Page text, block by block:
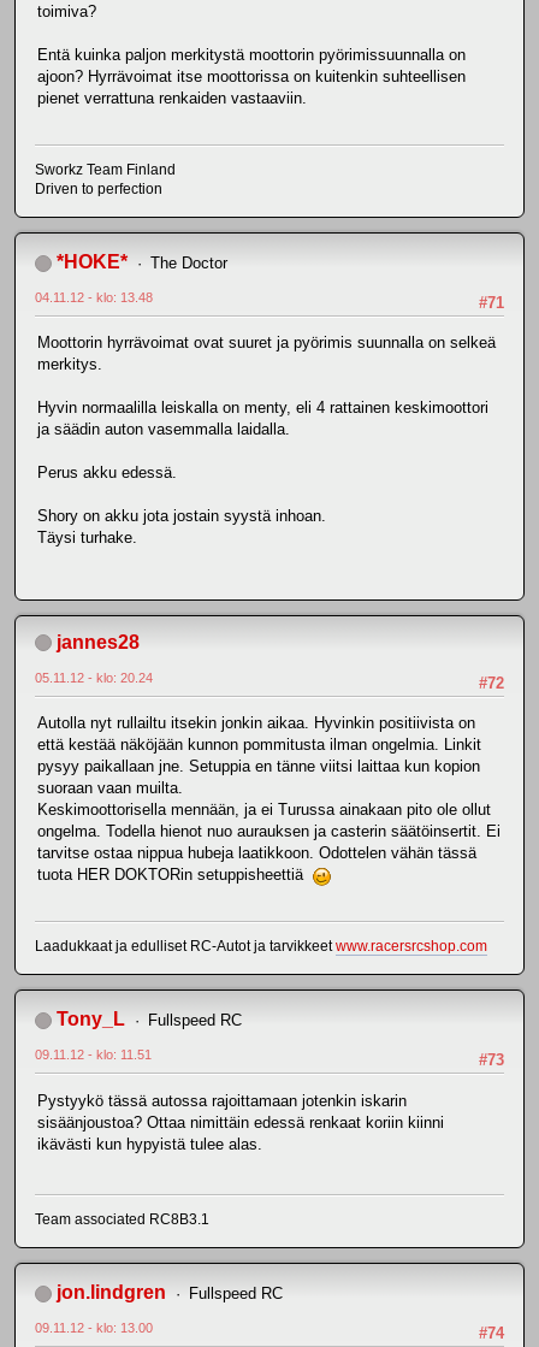
toimiva?
Entä kuinka paljon merkitystä moottorin pyörimissuunnalla on
ajoon? Hyrrävoimat itse moottorissa on kuitenkin suhteellisen
pienet verrattuna renkaiden vastaaviin.
Sworkz Team Finland
Driven to perfection
*HOKE* The Doctor
#71
04.11.12 - klo: 13.48
Moottorin hyrrävoimat ovat suuret ja pyörimis suunnalla on selkeä
merkitys.
Hyvin normaalilla leiskalla on menty, eli 4 rattainen keskimoottori
ja säädin auton vasemmalla laidalla.
Perus akku edessä.
Shory on akku jota jostain syystä inhoan.
Täysi turhake.
jannes28
#72
05.11.12 - klo: 20.24
Autolla nyt rullailtu itsekin jonkin aikaa. Hyvinkin positiivista on
että kestää näköjään kunnon pommitusta ilman ongelmia. Linkit
pysyy paikallaan jne. Setuppia en tänne viitsi laittaa kun kopion
suoraan vaan muilta.
Keskimoottorisella mennään, ja ei Turussa ainakaan pito ole ollut
ongelma. Todella hienot nuo aurauksen ja casterin säätöinsertit. Ei
tarvitse ostaa nippua hubeja laatikkoon. Odottelen vähän tässä
tuota HER DOKTORin setuppisheettiä
Laadukkaat ja edulliset RC-Autot ja tarvikkeetwww.racersrcshop.com
Tony_L Fullspeed RC
#73
09.11.12 - klo: 11.51
Pystyykö tässä autossa rajoittamaan jotenkin iskarin
sisäänjoustoa? Ottaa nimittäin edessä renkaat koriin kiinni
ikävästi kun hypyistä tulee alas.
Team associated RC8B3.1
jon.lindgren Fullspeed RC
#74
09.11.12 - klo: 13.00